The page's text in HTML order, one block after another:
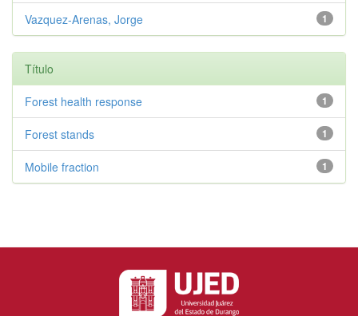
1
Vazquez-Arenas, Jorge
Título
1
Forest health response
1
Forest stands
1
Mobile fraction